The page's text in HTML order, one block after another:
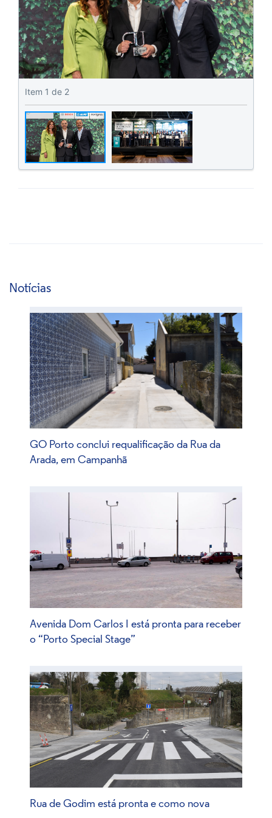
Item 1 de 2
Notícias
GO Porto conclui requalificação da Rua da
Arada, em Campanhã
Avenida Dom Carlos I está pronta para receber
o “Porto Special Stage”
Rua de Godim está pronta e como nova